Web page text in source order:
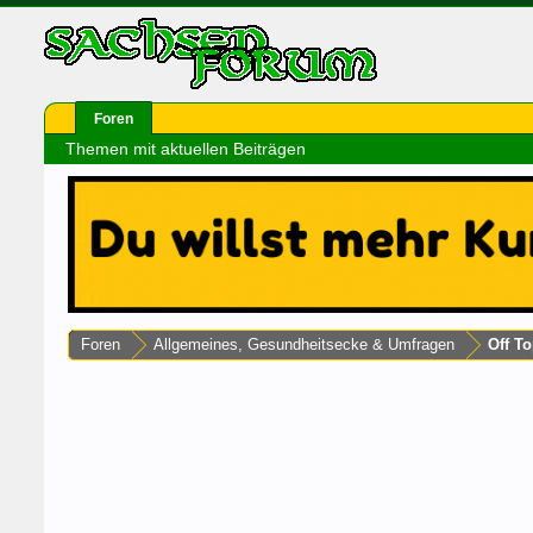
Foren Allgemeines, Gesundheitsecke & Umfragen Off
Foren
Themen mit aktuellen Beiträgen